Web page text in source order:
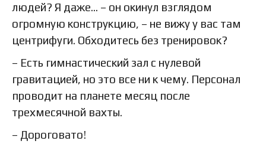
людей? Я даже… – он окинул взглядом
огромную конструкцию, – не вижу у вас там
центрифуги. Обходитесь без тренировок?
– Есть гимнастический зал с нулевой
гравитацией, но это все ни к чему. Персонал
проводит на планете месяц после
трехмесячной вахты.
– Дороговато!